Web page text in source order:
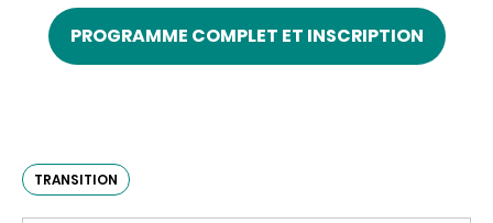
PROGRAMME COMPLET ET INSCRIPTION
TRANSITION